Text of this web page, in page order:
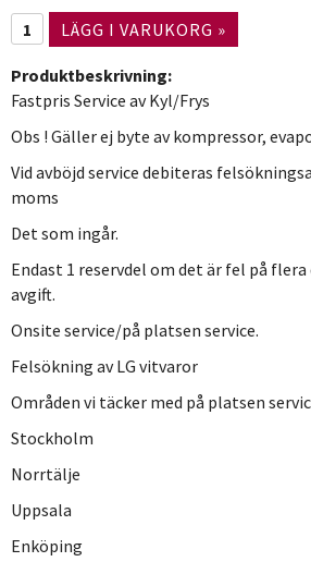
LÄGG I VARUKORG »
Produktbeskrivning:
Fastpris Service av Kyl/Frys
Obs ! Gäller ej byte av kompressor,
Vid avböjd service debiteras
moms
Det som ingår.
Endast 1 reservdel om det är fel på
avgift.
Onsite service/på platsen service.
Felsökning av LG vitvaror
Områden vi täcker med på platsen
Stockholm
Norrtälje
Uppsala
Enköping